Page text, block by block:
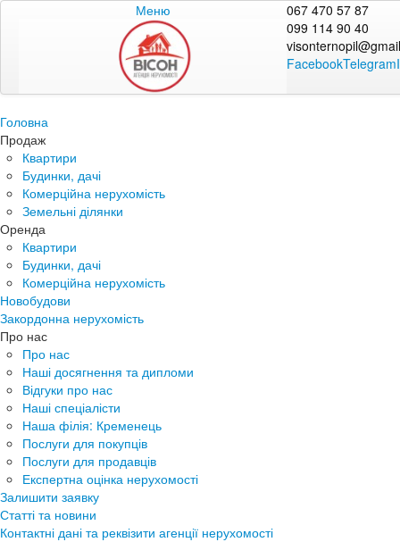
Меню
067 470 57 87
099 114 90 40
FacebookTelegram
Головна
Продаж
Квартири
Будинки, дачі
Комерційна нерухомість
Земельні ділянки
Оренда
Квартири
Будинки, дачі
Комерційна нерухомість
Новобудови
Закордонна нерухомість
Про нас
Про нас
Наші досягнення та дипломи
Відгуки про нас
Наші спеціалісти
Наша філія: Кременець
Послуги для покупців
Послуги для продавців
Експертна оцінка нерухомості
Залишити заявку
Статті та новини
Контактні дані та реквізити агенції нерухомості